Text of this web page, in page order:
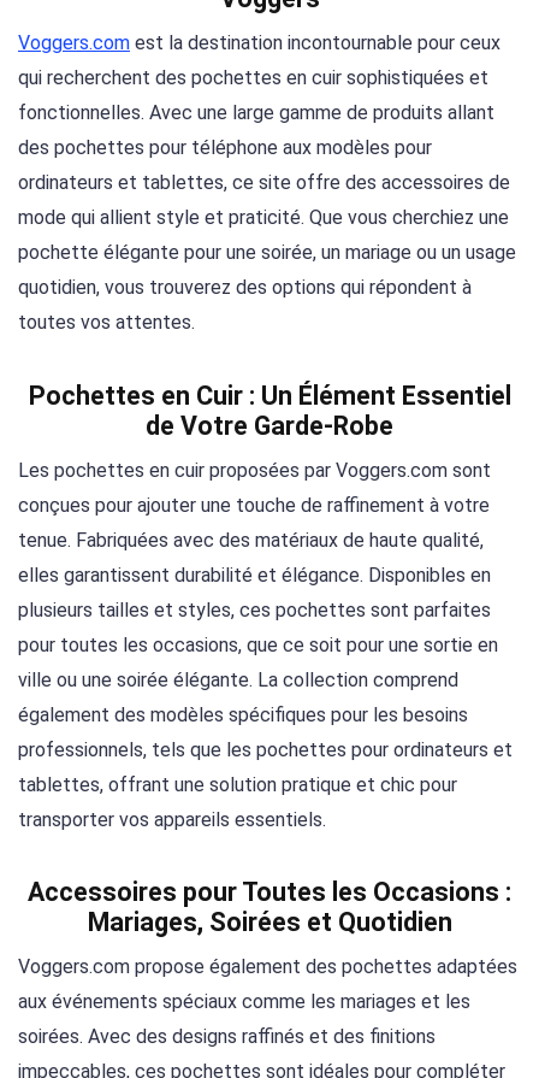
Voggers.com est la destination incontournable pour ceux
qui recherchent des pochettes en cuir sophistiquées et
fonctionnelles. Avec une large gamme de produits allant
des pochettes pour téléphone aux modèles pour
ordinateurs et tablettes, ce site offre des accessoires de
mode qui allient style et praticité. Que vous cherchiez une
pochette élégante pour une soirée, un mariage ou un usage
quotidien, vous trouverez des options qui répondent à
toutes vos attentes.
Pochettes en Cuir : Un Élément Essentiel
de Votre Garde-Robe
Les pochettes en cuir proposées par Voggers.com sont
conçues pour ajouter une touche de raffinement à votre
tenue. Fabriquées avec des matériaux de haute qualité,
elles garantissent durabilité et élégance. Disponibles en
plusieurs tailles et styles, ces pochettes sont parfaites
pour toutes les occasions, que ce soit pour une sortie en
ville ou une soirée élégante. La collection comprend
également des modèles spécifiques pour les besoins
professionnels, tels que les pochettes pour ordinateurs et
tablettes, offrant une solution pratique et chic pour
transporter vos appareils essentiels.
Accessoires pour Toutes les Occasions :
Mariages, Soirées et Quotidien
Voggers.com propose également des pochettes adaptées
aux événements spéciaux comme les mariages et les
soirées. Avec des designs raffinés et des finitions
impeccables, ces pochettes sont idéales pour compléter